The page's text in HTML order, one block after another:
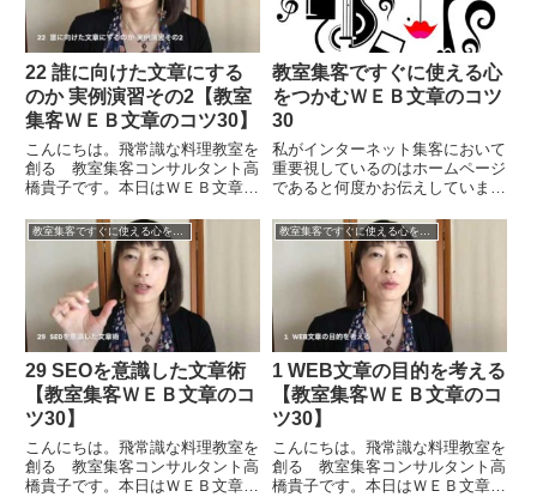
22 誰に向けた文章にする
のか 実例演習その2【教室
集客ＷＥＢ文章のコツ30】
こんにちは。飛常識な料理教室を
創る 教室集客コンサルタント高
橋貴子です。本日はＷＥＢ文章の
た文章にするのか 実例演習その
２」ということで、ロールケーキ
についてお伝えをしたいと思いま
す。ケーキなどはやはり、スイ
教室集客ですぐに使える心
をつかむＷＥＢ文章のコツ
30
私がインターネット集客において
重要視しているのはホームページ
であると何度かお伝えしていま
「写真」と「文章」という構成要
素があります。写真の単元では写
真をどうやって効果的に撮り、Ｗ
ＥＢサイトに掲載したらよいのか
29 SEOを意識した文章術
【教室集客ＷＥＢ文章のコ
ツ30】
こんにちは。飛常識な料理教室を
創る 教室集客コンサルタント高
橋貴子です。本日はＷＥＢ文章の
1 WEB文章の目的を考える
【教室集客ＷＥＢ文章のコ
ツ30】
こんにちは。飛常識な料理教室を
創る 教室集客コンサルタント高
橋貴子です。本日はＷＥＢ文章の